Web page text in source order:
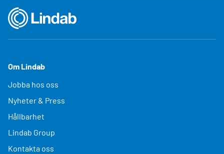
Om Lindab
Jobba hos oss
Nyheter & Press
Hållbarhet
Lindab Group
Kontakta oss